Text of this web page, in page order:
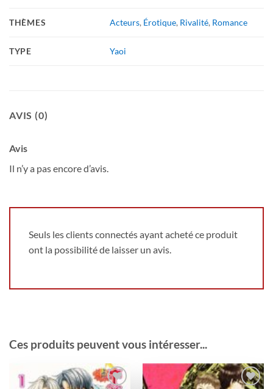
THÈMES Acteurs, Érotique, Rivalité, Romance
TYPE Yaoi
AVIS (0)
Avis
Il n’y a pas encore d’avis.
Seuls les clients connectés ayant acheté ce produit
ont la possibilité de laisser un avis.
Ces produits peuvent vous intéresser...